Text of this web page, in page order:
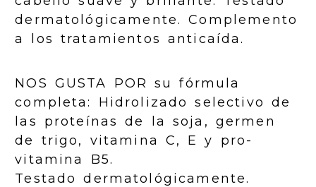
dermatológicamente. Complemento
a los tratamientos anticaída.
NOS GUSTA POR su fórmula
completa: Hidrolizado selectivo de
las proteínas de la soja, germen
de trigo, vitamina C, E y pro-
vitamina B5.
Testado dermatológicamente.